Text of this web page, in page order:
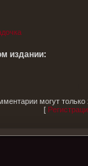
издании:
могут
[